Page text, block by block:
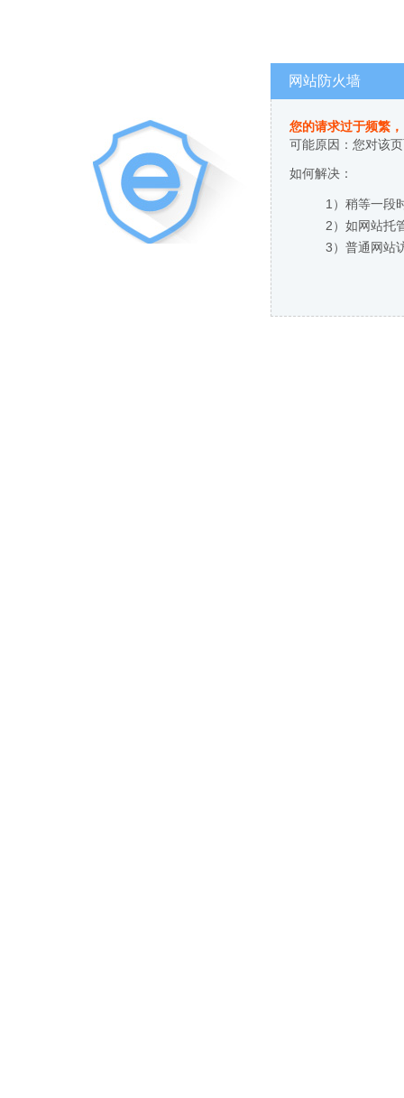
网站防火墙
您的请求过于频繁
可能原因：您对该
如何解决：
1）稍等一段
2）如网站托
3）普通网站